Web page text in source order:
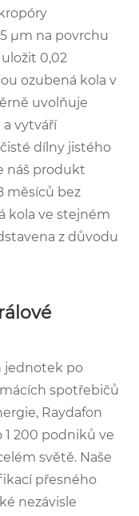
μm na povrchu
0,02
ozubená kola v
uvolňuje
vytváří
dílny jistého
náš produkt
měsíců bez
kola ve stejném
z důvodu
jednotek po
spotřebičů
Raydafon
200 podniků ve
světě. Naše
přesného
nezávisle